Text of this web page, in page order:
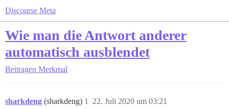
Discourse Meta
Wie man die Antwort anderer
automatisch ausblendet
Beitragen Merkmal
sharkdeng (sharkdeng) 22. Juli 2020 um 03:21
1